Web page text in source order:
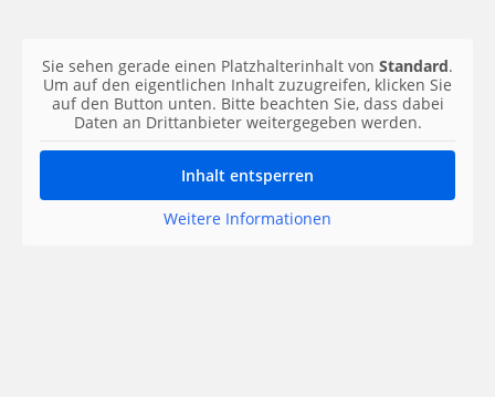
Sie sehen gerade einen Platzhalterinhalt von Standard.
Um auf den eigentlichen Inhalt zuzugreifen, klicken Sie
auf den Button unten. Bitte beachten Sie, dass dabei
Daten an Drittanbieter weitergegeben werden.
Inhalt entsperren
Weitere Informationen